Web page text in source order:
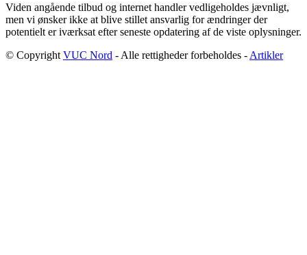
Viden angående tilbud og internet handler vedligeholdes jævnligt,
men vi ønsker ikke at blive stillet ansvarlig for ændringer der
potentielt er iværksat efter seneste opdatering af de viste oplysninger.
© Copyright VUC Nord - Alle rettigheder forbeholdes - Artikler